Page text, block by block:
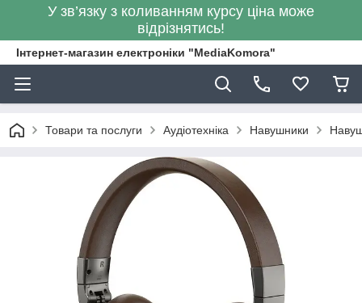
У зв’язку з коливанням курсу ціна може
відрізнятись!
Інтернет-магазин електроніки "MediaKomora"
Товари та послуги Аудіотехніка Навушники